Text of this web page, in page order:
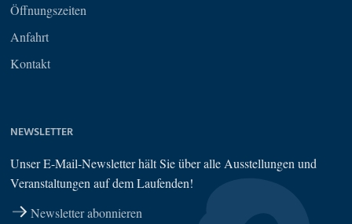
Öffnungszeiten
Anfahrt
Kontakt
NEWSLETTER
Unser E-Mail-Newsletter hält Sie über alle Ausstellungen und
Veranstaltungen auf dem Laufenden!
Newsletter abonnieren